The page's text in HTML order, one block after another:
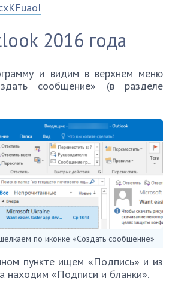
2016 года
и видим в верхнем меню
сообщение» (в разделе
по иконке «Создать сообщение»
пункте ищем «Подпись» и из
находим «Подписи и бланки».